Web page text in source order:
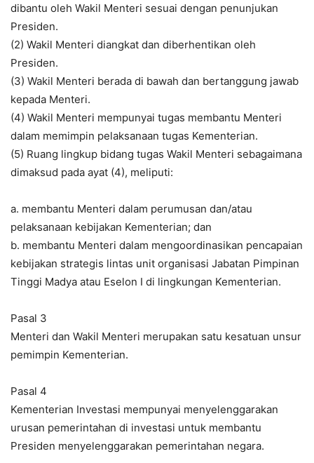
dibantu oleh Wakil Menteri sesuai dengan penunjukan
Presiden.
(2) Wakil Menteri diangkat dan diberhentikan oleh
Presiden.
(3) Wakil Menteri berada di bawah dan bertanggung jawab
kepada Menteri.
(4) Wakil Menteri mempunyai tugas membantu Menteri
dalam memimpin pelaksanaan tugas Kementerian.
(5) Ruang lingkup bidang tugas Wakil Menteri sebagaimana
dimaksud pada ayat (4), meliputi:
a. membantu Menteri dalam perumusan dan/atau
pelaksanaan kebijakan Kementerian; dan
b. membantu Menteri dalam mengoordinasikan pencapaian
kebijakan strategis lintas unit organisasi Jabatan Pimpinan
Tinggi Madya atau Eselon I di lingkungan Kementerian.
Pasal 3
Menteri dan Wakil Menteri merupakan satu kesatuan unsur
pemimpin Kementerian.
Pasal 4
Kementerian Investasi mempunyai menyelenggarakan
urusan pemerintahan di investasi untuk membantu
Presiden menyelenggarakan pemerintahan negara.